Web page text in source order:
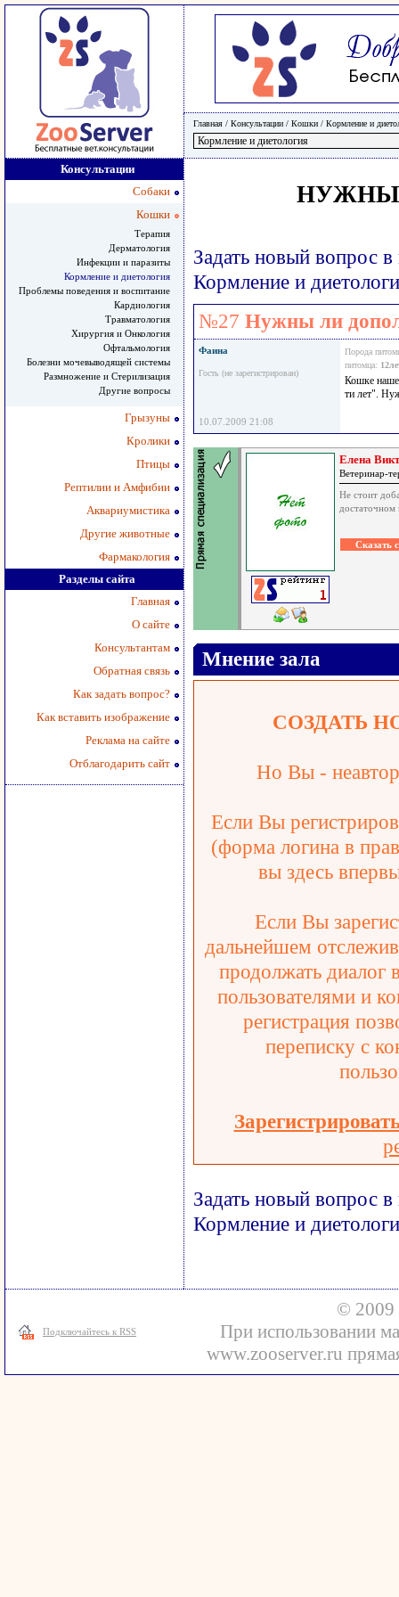
Главная / Консультации / Кошки / Кормление и
Консультации
Собаки
Кошки
Терапия
Дерматология
Инфекции и паразиты
Кормление и диетология
Проблемы поведения и воспитание
Кардиология
Травматология
Хирургия и Онкология
Офтальмология
Болезни мочевыводящей системы
Размножение и Стерилизация
Другие вопросы
Грызуны
Кролики
Птицы
Рептилии и Амфибии
Аквариумистика
Другие животные
Фармакология
Разделы сайта
Главная
О сайте
Консультантам
Обратная связь
Как задать вопрос?
Как вставить изображение
Реклама на сайте
Отблагодарить сайт
НУЖНЫ
Задать новый вопрос
Кормление и
№27 Нужны ли
Фаина
Гость (не зарегистрирован)
Порода
питомца:
Кошке
ти лет".
10.07.2009 21:08
Елена
Ветеринар-
Не стоит
достаточном
Мнение зала
СОЗДАТЬ
Но Вы -
Если Вы
(форма логина в
вы здесь
Если Вы
дальнейшем
продолжать диалог
пользователями и
регистрация
переписку с
Задать новый вопрос
Кормление и
Подключайтесь к RSS
© 2009
При использовании
www.zooserver.ru